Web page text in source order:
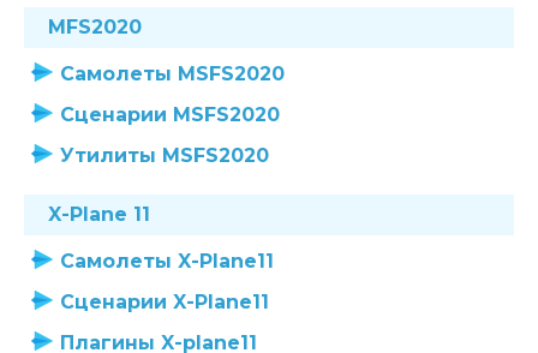
MFS2020
Самолеты MSFS2020
Сценарии MSFS2020
Утилиты MSFS2020
X-Plane 11
Самолеты X-Plane11
Сценарии X-Plane11
Плагины X-plane11